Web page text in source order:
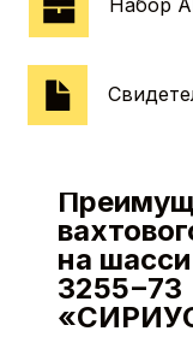
на
3255−73